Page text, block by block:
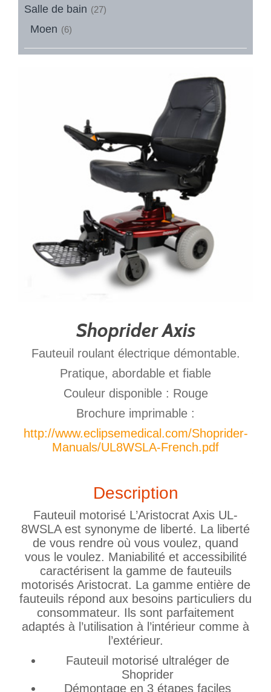
Salle de bain (27)
Moen (6)
Shoprider Axis
Fauteuil roulant électrique démontable.
Pratique, abordable et fiable
Couleur disponible : Rouge
Brochure imprimable :
http://www.eclipsemedical.com/Shoprider-
Manuals/UL8WSLA-French.pdf
Description
Fauteuil motorisé L’Aristocrat Axis UL-
8WSLA est synonyme de liberté. La liberté
de vous rendre où vous voulez, quand
vous le voulez. Maniabilité et accessibilité
caractérisent la gamme de fauteuils
motorisés Aristocrat. La gamme entière de
fauteuils répond aux besoins particuliers du
consommateur. Ils sont parfaitement
adaptés à l’utilisation à l’intérieur comme à
l’extérieur.
Fauteuil motorisé ultraléger de
Shoprider
Démontage en 3 étapes faciles